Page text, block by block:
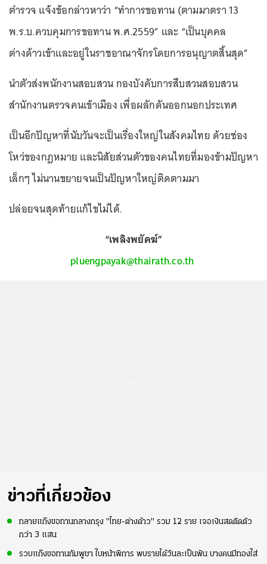
ตำรวจ แจ้งข้อกล่าวหาว่า “ทำการขอทาน (ตามมาตรา 13
พ.ร.บ.ควบคุมการขอทาน พ.ศ.2559” และ “เป็นบุคคล
ต่างด้าวเข้าและอยู่ในราชอาณาจักรโดยการอนุญาตสิ้นสุด”
นำตัวส่งพนักงานสอบสวน กองบังคับการสืบสวนสอบสวน
สำนักงานตรวจคนเข้าเมือง เพื่อผลักดันออกนอกประเทศ
เป็นอีกปัญหาที่นับวันจะเป็นเรื่องใหญ่ในสังคมไทย ด้วยช่อง
โหว่ของกฎหมาย และนิสัยส่วนตัวของคนไทยที่มองข้ามปัญหา
เล็กๆ ไม่นานขยายจนเป็นปัญหาใหญ่ติดตามมา
ปล่อยจนสุดท้ายแก้ไขไม่ได้.
“เพลิงพยัคฆ์”
pluengpayak@thairath.co.th
ข่าวที่เกี่ยวข้อง
ทลายแก๊งขอทานกลางกรุง "ไทย-ต่างด้าว" รวม 12 ราย เจอเงินสดติดตัว
กว่า 3 แสน
รวบแก๊งขอทานกัมพูชา ใบหน้าพิการ พบรายได้วันละเป็นพัน บางคนมีทองใส่